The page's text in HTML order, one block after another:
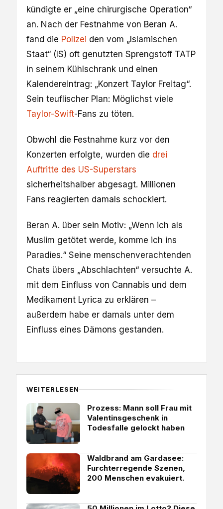
kündigte er „eine chirurgische Operati­on“
an. Nach der Festnah­me von Beran A.
fand die Polizei den vom „Islamischen
Staat“ (IS) oft genutzten Sprengstoff TATP
in seinem Kühlschrank und ei­nen
Kalendereintrag: „Konzert Taylor Freitag“.
Sein teuflischer Plan: Möglichst viele
Taylor-Swift-Fans zu töten.
Obwohl die Festnahme kurz vor den
Konzerten erfolgte, wurden die drei
Auftrit­te des US-Superstars
sicherheitshalber abgesagt. Millionen
Fans reagierten damals schockiert.
Beran A. über sein Motiv: „Wenn ich als
Muslim getötet werde, komme ich ins
Para­dies.“ Seine menschenverachtenden
Chats übers „Abschlachten“ versuchte A.
mit dem Einfluss von Cannabis und dem
Medikament Lyrica zu erklären –
außerdem habe er damals un­ter dem
Einfluss eines Dämons gestanden.
WEITERLESEN
Prozess: Mann soll Frau mit
Valentinsgeschenk in
Todesfalle gelockt haben
Waldbrand am Gardasee:
Furchterregende Szenen,
200 Menschen evakuiert.